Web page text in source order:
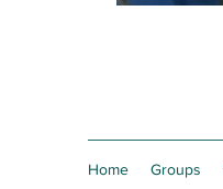
Home Groups